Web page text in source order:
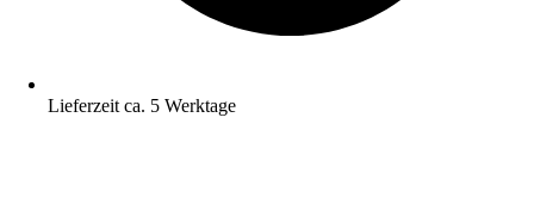
Lieferzeit ca. 5 Werktage